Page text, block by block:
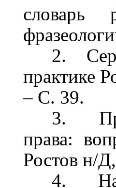
2.
практике
– С. 39.
3.
права:
Ростов н/
4.